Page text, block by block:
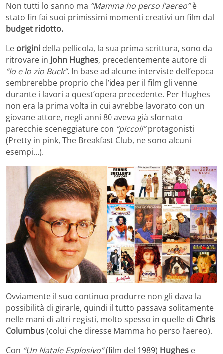
Non tutti lo sanno ma “Mamma ho perso l’aereo”è
stato fin fai suoi primissimi momenti creativi un film dal
budget ridotto.
Le origini della pellicola, la sua prima scrittura, sono da
ritrovare in John Hughes, precedentemente autore di
“Io e lo zio Buck”. In base ad alcune interviste dell’epoca
sembrerebbe proprio che l’idea per il film gli venne
durante i lavori a quest’opera precedente. Per Hughes
non era la prima volta in cui avrebbe lavorato con un
giovane attore, negli anni 80 aveva già sfornato
parecchie sceneggiature con “piccoli”protagonisti
(Pretty in pink, The Breakfast Club, ne sono alcuni
esempi…).
Ovviamente il suo continuo produrre non gli dava la
possibilità di girarle, quindi il tutto passava solitamente
nelle mani di altri registi, molto spesso in quelle di Chris
Columbus(colui che diresse Mamma ho perso l’aereo).
Con “Un Natale Esplosivo”(film del 1989) Hughes e